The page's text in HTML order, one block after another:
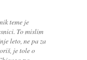
teme je
To mislim
leto, ne pa za
je tole o